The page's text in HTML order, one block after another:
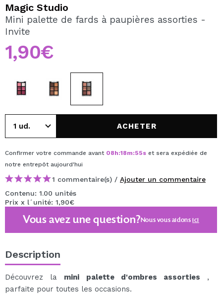
En créant un compte sur Maquibeauty.fr vous pourrez
effectuer vos achats rapidement, vérifier l'état de vos
CRÉER UN COMPTE
Magic Studio
Mini palette de fards à paupières assorties -
Invite
1,90€
ACHETER
Confirmer votre commande avant 08h:18m:55s et sera expédiée de
notre entrepôt aujourd'hui
1 commentaire(s) / Ajouter un commentaire
Contenu: 1.00 unités
Prix x l´unité: 1,90€
Vous avez une question?Nous vous aidonsici
Description
Découvrez la mini palette d'ombres assorties ,
parfaite pour toutes les occasions.